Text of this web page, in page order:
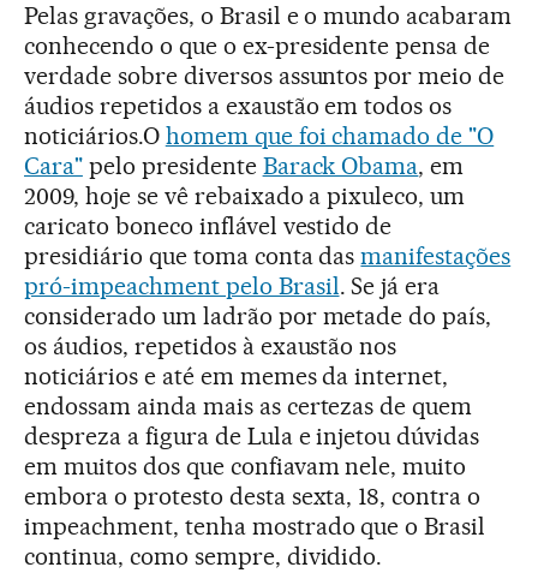
Pelas gravações, o Brasil e o mundo acabaram
conhecendo o que o ex-presidente pensa de
verdade sobre diversos assuntos por meio de
áudios repetidos a exaustão em todos os
noticiários.O homem que foi chamado de "O
Cara"pelo presidente Barack Obama, em
2009, hoje se vê rebaixado a pixuleco, um
caricato boneco inflável vestido de
presidiário que toma conta dasmanifestações
pró-impeachment pelo Brasil. Se já era
considerado um ladrão por metade do país,
os áudios, repetidos à exaustão nos
noticiários e até em memes da internet,
endossam ainda mais as certezas de quem
despreza a figura de Lula e injetou dúvidas
em muitos dos que confiavam nele, muito
embora o protesto desta sexta, 18, contra o
impeachment, tenha mostrado que o Brasil
continua, como sempre, dividido.